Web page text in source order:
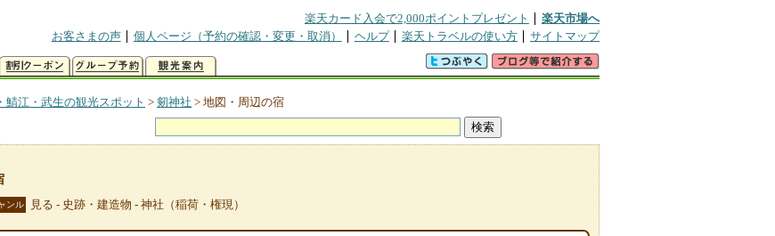
楽天カード入会で2,000ポイントプレゼント
楽天市場へ
お客さまの声
個人ページ（予約の確認・変更・取消） ヘルプ 楽天トラベルの使い方 サイトマップ
鯖江・武生の観光スポット > 剱神社 > 地図・周辺の宿
ンル 見る - 史跡・建造物 - 神社（稲荷・権現）